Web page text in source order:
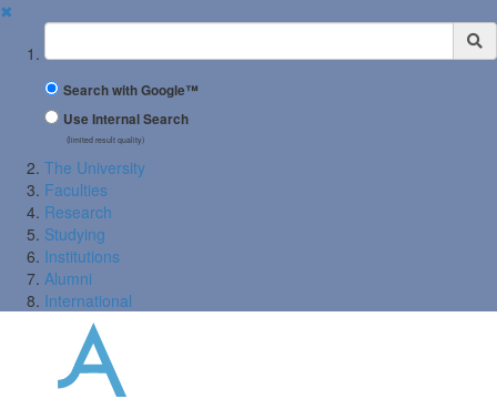
✖
Suchbegriff
Search with Google™
Use Internal Search
(limited result quality)
The University
Faculties
Research
Studying
Institutions
Alumni
International